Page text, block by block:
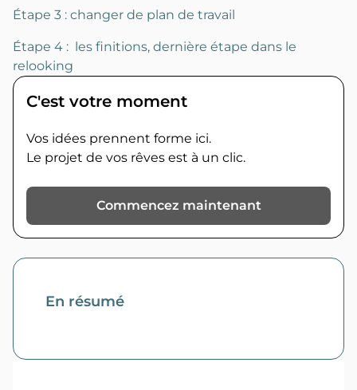
Étape 3 : changer de plan de travail
Étape 4 : les finitions, dernière étape dans le
relooking
C'est votre moment
Vos idées prennent forme ici.
Le projet de vos rêves est à un clic.
Commencez maintenant
En résumé